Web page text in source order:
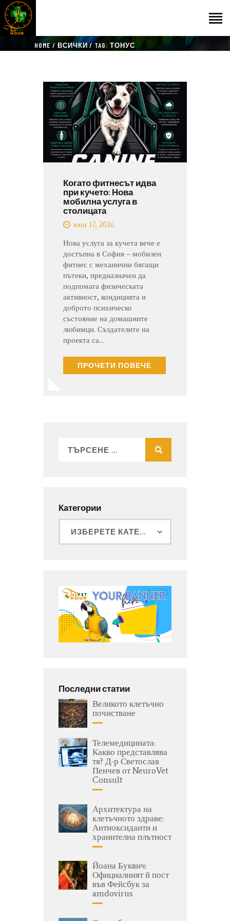
HOME ВСИЧКИ TAG: ТОНУС
ЕКИП
КАТАЛОГ
THE VET HOUR
БЛОГ
КОНТАКТ
Когато фитнесът идва
при кучето: Нова
мобилна услуга в
столицата
юни 17, 2026
Нова услуга за кучета вече е
достъпна в София – мобилен
фитнес с механични бягащи
пътеки, предназначен да
подпомага физическата
активност, кондицията и
доброто психическо
състояние на домашните
любимци. Създателите на
проекта са…
ПРОЧЕТИ ПОВЕЧЕ
Категории
Последни статии
Великото клетъчно
почистване
Телемедицината:
Какво представлява
тя? Д-р Светослав
Пенчев от NeuroVet
Consult
Архитектура на
клетъчното здраве:
Антиоксиданти и
хранителна плътност
Йоана Буквич:
Официалният й пост
във Фейсбук за
amdovirus